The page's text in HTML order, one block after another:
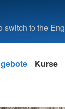
switch to the
Kurse